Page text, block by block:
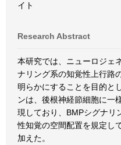
イト
Research Abstract
本研究では、ニューロジェ
ナリング系の知覚性上行路
明らかにすることを目的と
ンは、後根神経節細胞に一
現しており、BMPシグナリ
性知覚の空間配置を規定し
加えた。